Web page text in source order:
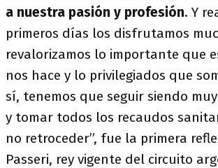
a nuestra pasión y profesión. Y
primeros días los disfrutamos
revalorizamos lo importante que
nos hace y lo privilegiados que
sí, tenemos que seguir siendo
y tomar todos los recaudos
no retroceder”, fue la primera
Passeri, rey vigente del circuito